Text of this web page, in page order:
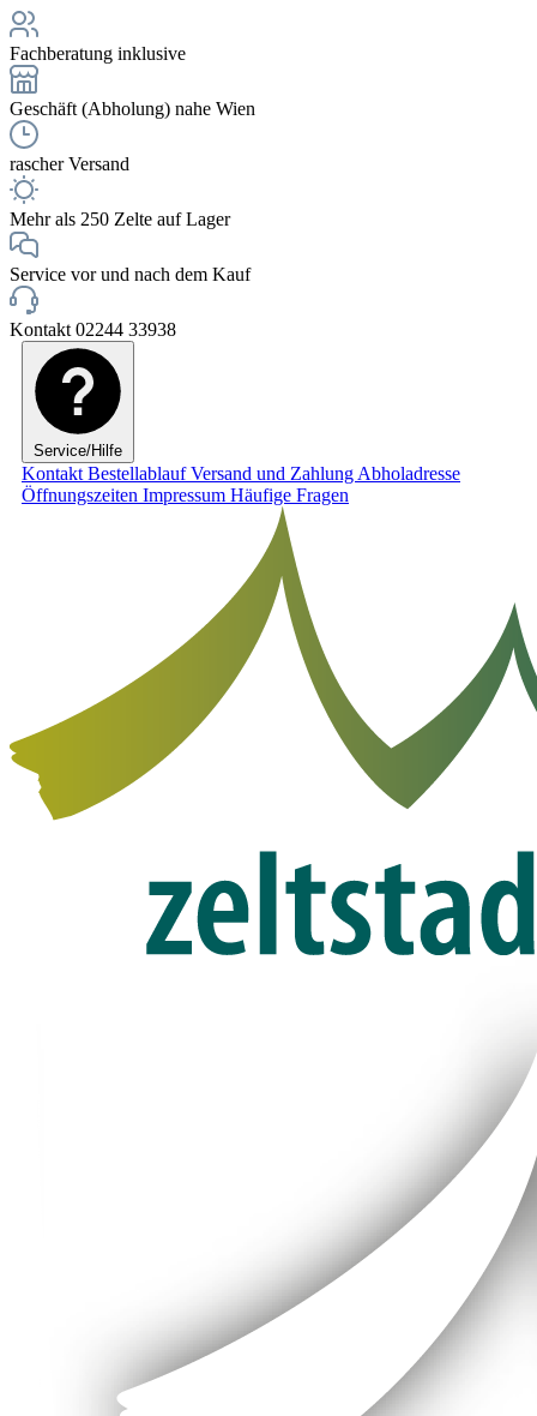
Fachberatung inklusive
Geschäft (Abholung) nahe Wien
rascher Versand
Mehr als 250 Zelte auf Lager
Service vor und nach dem Kauf
Kontakt 02244 33938
Service/Hilfe
Kontakt BestellablaufVersand und Zahlung Abholadresse
Öffnungszeiten Impressum Häufige Fragen